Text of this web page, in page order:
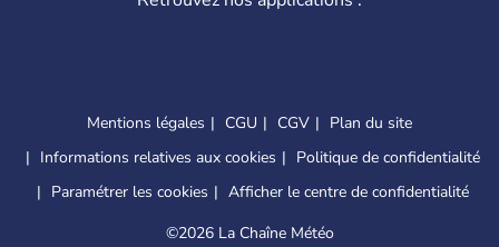
Mentions légales CGU CGV
Plan du site
Informations relatives aux cookies
Politique de confidentialité
Paramétrer les cookies
Afficher le centre de confidentialité
©2026 La Chaîne Météo